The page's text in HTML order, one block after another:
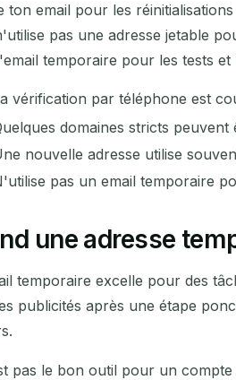
ton email pour les
pas une adresse jetable
temporaire pour les tests et
vérification par téléphone est
domaines stricts peuvent
nouvelle adresse utilise
pas un email temporaire
une adresse
temporaire excelle pour des
publicités après une étape
pas le bon outil pour un